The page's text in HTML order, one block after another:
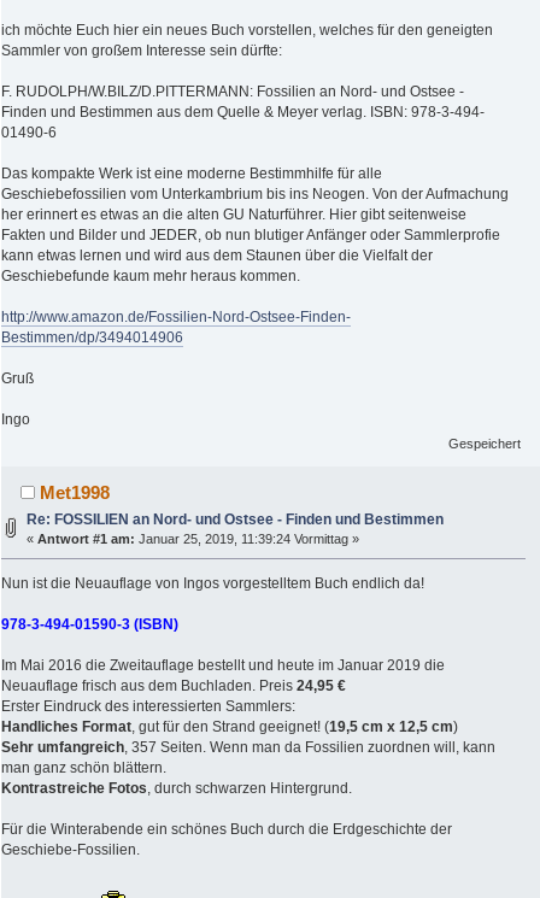
ich möchte Euch hier ein neues Buch vorstellen, welches für den geneigten
Sammler von großem Interesse sein dürfte:
F. RUDOLPH/W.BILZ/D.PITTERMANN: Fossilien an Nord- und Ostsee -
Finden und Bestimmen aus dem Quelle & Meyer verlag. ISBN: 978-3-494-
01490-6
Das kompakte Werk ist eine moderne Bestimmhilfe für alle
Geschiebefossilien vom Unterkambrium bis ins Neogen. Von der Aufmachung
her erinnert es etwas an die alten GU Naturführer. Hier gibt seitenweise
Fakten und Bilder und JEDER, ob nun blutiger Anfänger oder Sammlerprofie
kann etwas lernen und wird aus dem Staunen über die Vielfalt der
Geschiebefunde kaum mehr heraus kommen.
http://www.amazon.de/Fossilien-Nord-Ostsee-Finden-
Bestimmen/dp/3494014906
Gruß
Ingo
Gespeichert
Met1998
Re: FOSSILIEN an Nord- und Ostsee - Finden und Bestimmen
«Antwort #1 am: Januar 25, 2019, 11:39:24 Vormittag »
Nun ist die Neuauflage von Ingos vorgestelltem Buch endlich da!
978-3-494-01590-3 (ISBN)
Im Mai 2016 die Zweitauflage bestellt und heute im Januar 2019 die
Neuauflage frisch aus dem Buchladen. Preis 24,95 €
Erster Eindruck des interessierten Sammlers:
Handliches Format, gut für den Strand geeignet! (19,5 cm x 12,5 cm)
Sehr umfangreich, 357 Seiten. Wenn man da Fossilien zuordnen will, kann
man ganz schön blättern.
Kontrastreiche Fotos, durch schwarzen Hintergrund.
Für die Winterabende ein schönes Buch durch die Erdgeschichte der
Geschiebe-Fossilien.